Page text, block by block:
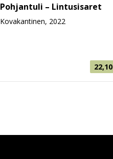
Pohjantuli – Lintusisaret
Kovakantinen, 2022
22,10